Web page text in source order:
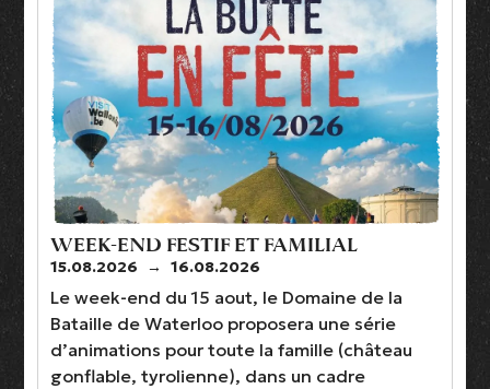
WEEK-END FESTIF ET FAMILIAL
15.08.2026 → 16.08.2026
Le week-end du 15 aout, le Domaine de la
Bataille de Waterloo proposera une série
d’animations pour toute la famille (château
gonflable, tyrolienne), dans un cadre